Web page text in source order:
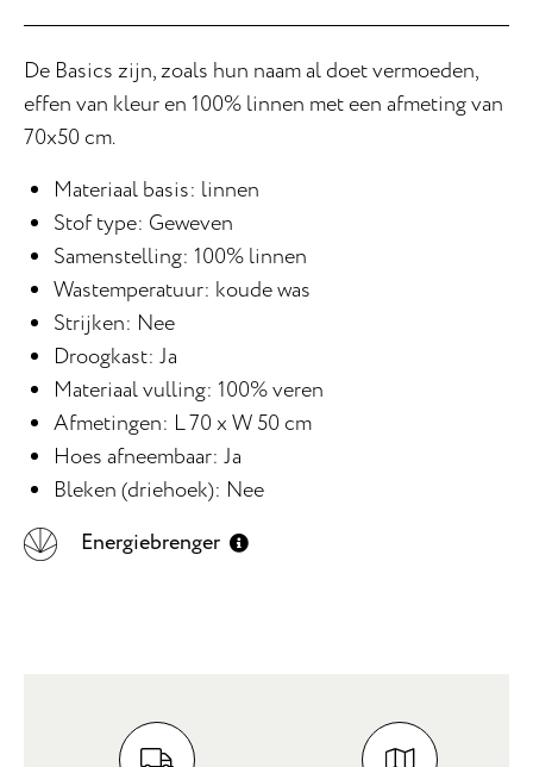
De Basics zijn, zoals hun naam al doet vermoeden,
effen van kleur en 100% linnen met een afmeting van
70x50 cm.
Materiaal basis: linnen
Stof type: Geweven
Samenstelling: 100% linnen
Wastemperatuur: koude was
Strijken: Nee
Droogkast: Ja
Materiaal vulling: 100% veren
Afmetingen: L 70 x W 50 cm
Hoes afneembaar: Ja
Bleken (driehoek): Nee
Energiebrenger